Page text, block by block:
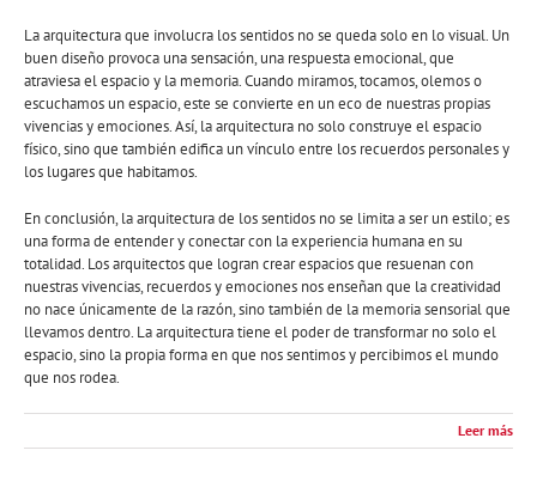
La arquitectura que involucra los sentidos no se queda solo en lo visual. Un
buen diseño provoca una sensación, una respuesta emocional, que
atraviesa el espacio y la memoria. Cuando miramos, tocamos, olemos o
escuchamos un espacio, este se convierte en un eco de nuestras propias
vivencias y emociones. Así, la arquitectura no solo construye el espacio
físico, sino que también edifica un vínculo entre los recuerdos personales y
los lugares que habitamos.
En conclusión, la arquitectura de los sentidos no se limita a ser un estilo; es
una forma de entender y conectar con la experiencia humana en su
totalidad. Los arquitectos que logran crear espacios que resuenan con
nuestras vivencias, recuerdos y emociones nos enseñan que la creatividad
no nace únicamente de la razón, sino también de la memoria sensorial que
llevamos dentro. La arquitectura tiene el poder de transformar no solo el
espacio, sino la propia forma en que nos sentimos y percibimos el mundo
que nos rodea.
Leer más